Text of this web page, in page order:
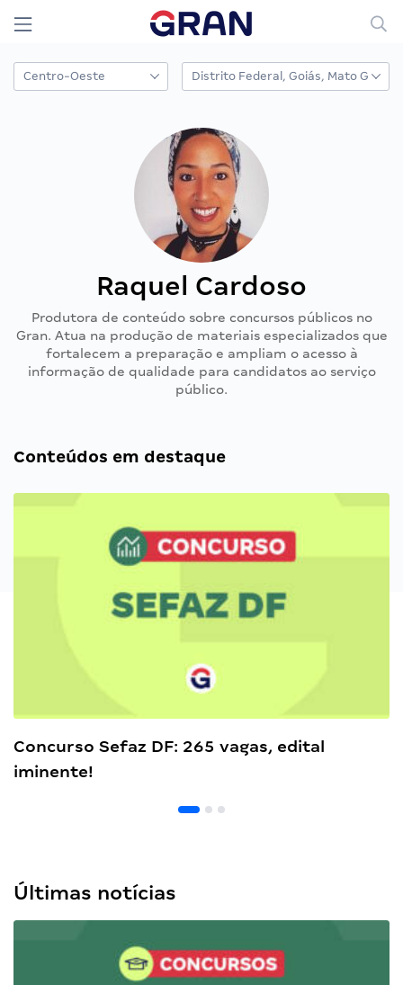
Raquel Cardoso
Produtora de conteúdo sobre concursos públicos no
Gran. Atua na produção de materiais especializados que
fortalecem a preparação e ampliam o acesso à
informação de qualidade para candidatos ao serviço
público.
Conteúdos em destaque
Concurso Sefaz DF: 265 vagas, edital
iminente!
Últimas notícias